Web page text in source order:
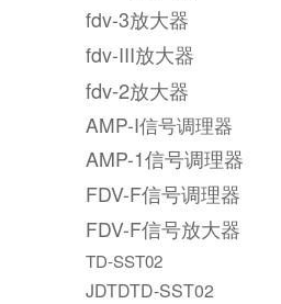
fdv-3放大器
fdv-III放大器
fdv-2放大器
AMP-I信号调理器
AMP-1信号调理器
FDV-F信号调理器
FDV-F信号放大器
TD-SST02
JDTDTD-SST02